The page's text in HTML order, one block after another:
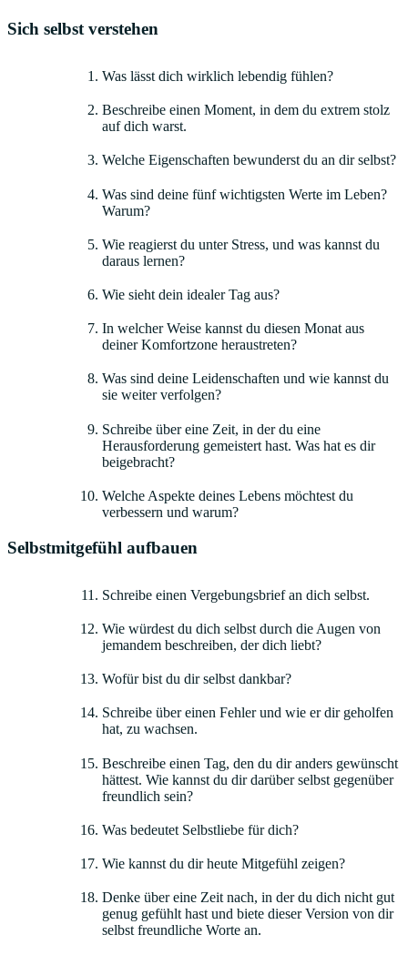
Sich selbst verstehen
Was lässt dich wirklich lebendig fühlen?
Beschreibe einen Moment, in dem du extrem stolz
auf dich warst.
Welche Eigenschaften bewunderst du an dir selbst?
Was sind deine fünf wichtigsten Werte im Leben?
Warum?
Wie reagierst du unter Stress, und was kannst du
daraus lernen?
Wie sieht dein idealer Tag aus?
In welcher Weise kannst du diesen Monat aus
deiner Komfortzone heraustreten?
Was sind deine Leidenschaften und wie kannst du
sie weiter verfolgen?
Schreibe über eine Zeit, in der du eine
Herausforderung gemeistert hast. Was hat es dir
beigebracht?
Welche Aspekte deines Lebens möchtest du
verbessern und warum?
Selbstmitgefühl aufbauen
Schreibe einen Vergebungsbrief an dich selbst.
Wie würdest du dich selbst durch die Augen von
jemandem beschreiben, der dich liebt?
Wofür bist du dir selbst dankbar?
Schreibe über einen Fehler und wie er dir geholfen
hat, zu wachsen.
Beschreibe einen Tag, den du dir anders gewünscht
hättest. Wie kannst du dir darüber selbst gegenüber
freundlich sein?
Was bedeutet Selbstliebe für dich?
Wie kannst du dir heute Mitgefühl zeigen?
Denke über eine Zeit nach, in der du dich nicht gut
genug gefühlt hast und biete dieser Version von dir
selbst freundliche Worte an.